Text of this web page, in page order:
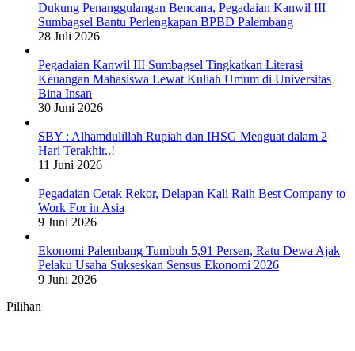
Dukung Penanggulangan Bencana, Pegadaian Kanwil III
Sumbagsel Bantu Perlengkapan BPBD Palembang
28 Juli 2026
Pegadaian Kanwil III Sumbagsel Tingkatkan Literasi
Keuangan Mahasiswa Lewat Kuliah Umum di Universitas
Bina Insan
30 Juni 2026
SBY : Alhamdulillah Rupiah dan IHSG Menguat dalam 2
Hari Terakhir..!
11 Juni 2026
Pegadaian Cetak Rekor, Delapan Kali Raih Best Company to
Work For in Asia
9 Juni 2026
Ekonomi Palembang Tumbuh 5,91 Persen, Ratu Dewa Ajak
Pelaku Usaha Sukseskan Sensus Ekonomi 2026
9 Juni 2026
Pilihan